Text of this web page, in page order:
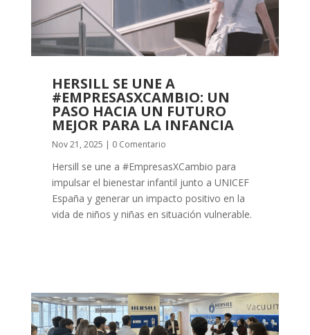
HERSILL SE UNE A
#EMPRESASXCAMBIO: UN
PASO HACIA UN FUTURO
MEJOR PARA LA INFANCIA
Nov 21, 2025 | 0 Comentario
Hersill se une a #EmpresasXCambio para
impulsar el bienestar infantil junto a UNICEF
España y generar un impacto positivo en la
vida de niños y niñas en situación vulnerable.